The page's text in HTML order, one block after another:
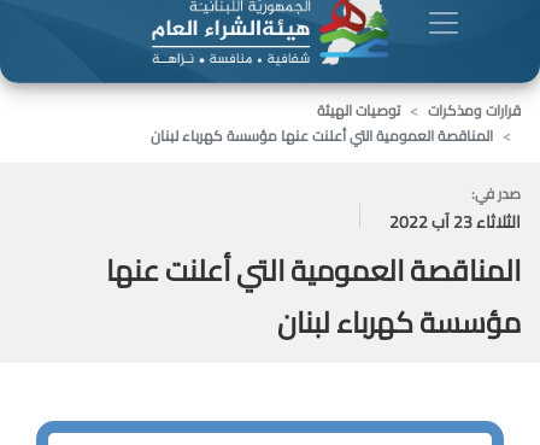
قرارات ومذكرات
توصيات الهيئة
المناقصة العمومية التي أعلنت عنها مؤسسة كهرباء لبنان
صدر في:
الثلاثاء 23 آب 2022
المناقصة العمومية التي أعلنت عنها
مؤسسة كهرباء لبنان